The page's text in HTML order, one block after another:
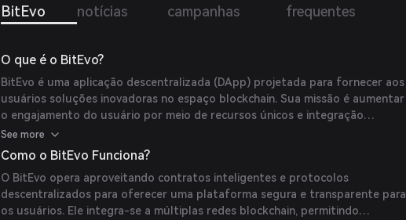
BitEvo
notícias
campanhas
frequentes
O que é o BitEvo?
BitEvo é uma aplicação descentralizada (DApp) projetada para fornecer aos
usuários soluções inovadoras no espaço blockchain. Sua missão é aumentar
o engajamento do usuário por meio de recursos únicos e integração
perfeita com várias redes blockchain.
See more
Como o BitEvo Funciona?
O BitEvo opera aproveitando contratos inteligentes e protocolos
descentralizados para oferecer uma plataforma segura e transparente para
os usuários. Ele integra-se a múltiplas redes blockchain, permitindo